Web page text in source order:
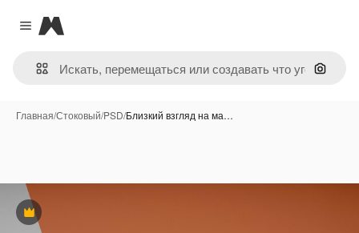
Close menu
Magnific
Поиск
Главная/Стоковый/PSD/Близкий взгляд на ма…
Премиум